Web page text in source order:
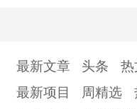
最新文章 头条
最新项目
周精选